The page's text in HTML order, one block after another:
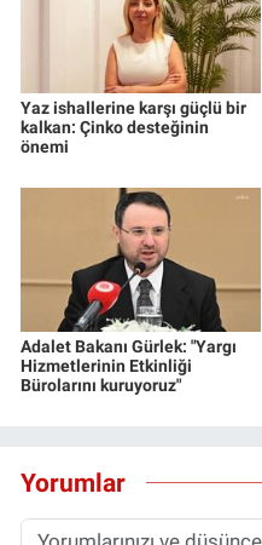
Yaz ishallerine karşı güçlü bir
kalkan: Çinko desteğinin
önemi
Adalet Bakanı Gürlek: "Yargı
Hizmetlerinin Etkinliği
Bürolarını kuruyoruz"
Yorumlar